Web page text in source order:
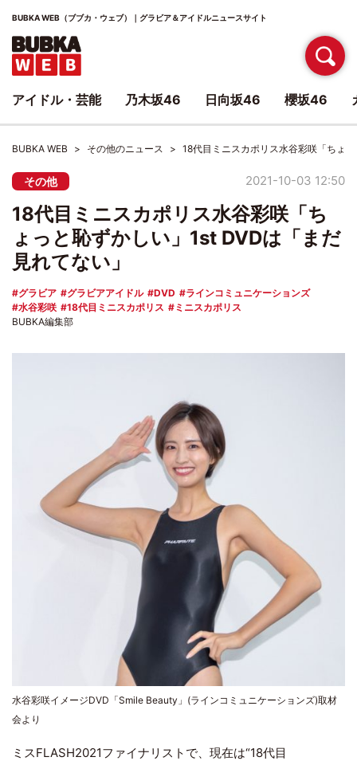
BUBKA WEB（ブブカ・ウェブ）｜グラビア＆アイドルニュースサイト
BUBKA WEB その他のニュース 18代目ミニスカポリス水谷彩咲「ちょ
その他 2021-10-03 12:50
18代目ミニスカポリス水谷彩咲「ち
ょっと恥ずかしい」1st DVDは「まだ
見れてない」
グラビア グラビアアイドル DVD
ラインコミュニケーションズ
水谷彩咲
18代目ミニスカポリス
ミニスカポリス
BUBKA編集部
水谷彩咲イメージDVD「Smile Beauty」(ラインコミュニケーションズ)取材
会より
ミスFLASH2021ファイナリストで、現在は“18代目
アイドル・芸能 乃木坂46 日向坂46 櫻坂46